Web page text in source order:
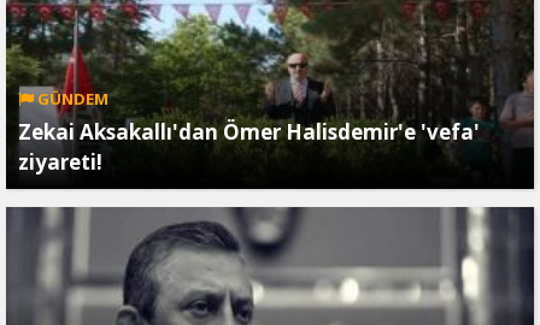
GÜNDEM
Zekai Aksakallı'dan Ömer Halisdemir'e 'vefa'
ziyareti!